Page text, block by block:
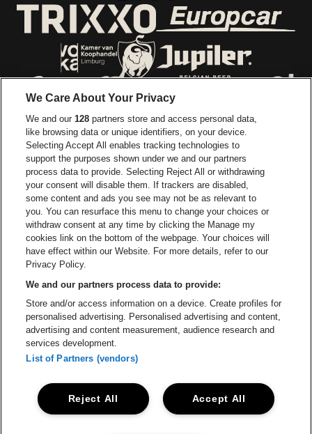
Ga naar de website van Trixxo
Ga naar de website van Voka Limburg
Ga naar de website van Coca-Cola
Ga naar de website van
Ga naar de
Ga naar de website van Champagne
Ga naar de website
Ga naar de website van Het
Ga naar de
Ga naar de website van Holiday
Ga naar de
Trixxo Arena is een deel vanbe•at
Trixxo Arena
Be-At Venues
Schijnpoortweg 119, 2170 Antwerpen
BTW (BE) 0461.051.688 - RPR Antwerpen
BNP Paribas Fortis - IBAN: BE93 2200 4925 0067 - BIC:
GEBABEBB
ProclaimerCookiesManage my cookiesPrivacy
We Care About Your Privacy
We and our128 partners store and access personal data,
like browsing data or unique identifiers, on your device.
Selecting Accept All enables tracking technologies to
support the purposes shown under we and our partners
process data to provide. Selecting Reject All or withdrawing
your consent will disable them. If trackers are disabled,
some content and ads you see may not be as relevant to
you. You can resurface this menu to change your choices or
withdraw consent at any time by clicking the Manage my
cookies link on the bottom of the webpage. Your choices will
have effect within our Website. For more details, refer to our
Privacy Policy.
We and our partners process data to provide:
Store and/or access information on a device. Create profiles for
personalised advertising. Personalised advertising and content,
advertising and content measurement, audience research and
services development.
List of Partners (vendors)
Accept All
Reject All